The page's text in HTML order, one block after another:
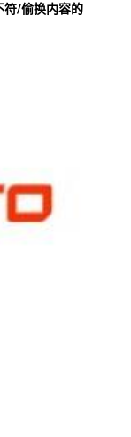
符/偷换内容的